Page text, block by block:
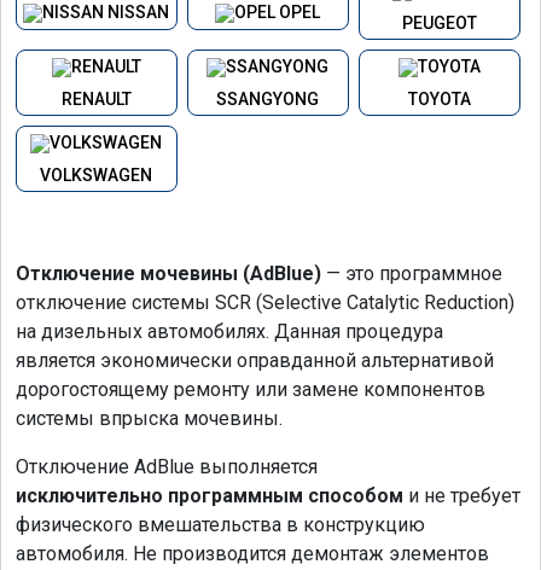
NISSAN OPEL
PEUGEOT
RENAULT SSANGYONG TOYOTA
VOLKSWAGEN
Отключение мочевины (AdBlue) — это программное
отключение системы SCR (Selective Catalytic Reduction)
на дизельных автомобилях. Данная процедура
является экономически оправданной альтернативой
дорогостоящему ремонту или замене компонентов
системы впрыска мочевины.
Отключение AdBlue выполняется
исключительно программным способом и не требует
физического вмешательства в конструкцию
автомобиля. Не производится демонтаж элементов